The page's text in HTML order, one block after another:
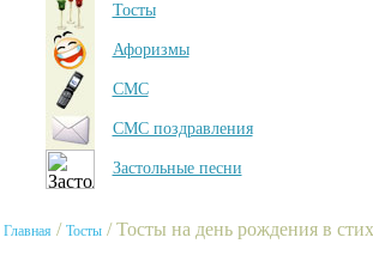
Тосты
Афоризмы
СМС
СМС поздравления
Застольные песни
Главная / Тосты / Тосты на день рождения в